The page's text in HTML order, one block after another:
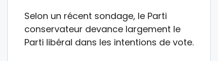
Selon un récent sondage, le Parti
conservateur devance largement le
Parti libéral dans les intentions de vote.